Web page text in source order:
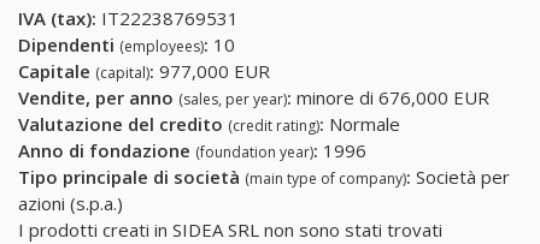
IVA (tax): IT22238769531
Dipendenti (employees): 10
Capitale (capital): 977,000 EUR
Vendite, per anno (sales, per year): minore di 676,000 EUR
Valutazione del credito (credit rating): Normale
Anno di fondazione (foundation year): 1996
Tipo principale di società (main type of company): Società per
azioni (s.p.a.)
I prodotti creati in SIDEA SRL non sono stati trovati